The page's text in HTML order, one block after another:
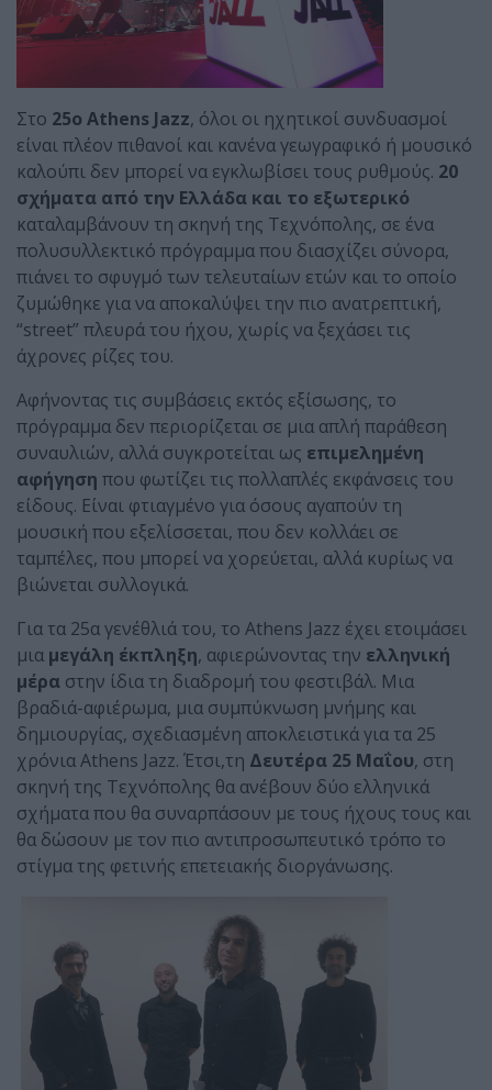
Στο 25ο Athens Jazz, όλοι οι ηχητικοί συνδυασμοί
είναι πλέον πιθανοί και κανένα γεωγραφικό ή μουσικό
καλούπι δεν μπορεί να εγκλωβίσει τους ρυθμούς. 20
σχήματα από την Ελλάδα και το εξωτερικό
καταλαμβάνουν τη σκηνή της Τεχνόπολης, σε ένα
πολυσυλλεκτικό πρόγραμμα που διασχίζει σύνορα,
πιάνει το σφυγμό των τελευταίων ετών και το οποίο
ζυμώθηκε για να αποκαλύψει την πιο ανατρεπτική,
“street” πλευρά του ήχου, χωρίς να ξεχάσει τις
άχρονες ρίζες του.
Αφήνοντας τις συμβάσεις εκτός εξίσωσης, το
πρόγραμμα δεν περιορίζεται σε μια απλή παράθεση
συναυλιών, αλλά συγκροτείται ως επιμελημένη
αφήγηση που φωτίζει τις πολλαπλές εκφάνσεις του
είδους. Είναι φτιαγμένο για όσους αγαπούν τη
μουσική που εξελίσσεται, που δεν κολλάει σε
ταμπέλες, που μπορεί να χορεύεται, αλλά κυρίως να
βιώνεται συλλογικά.
Για τα 25α γενέθλιά του, το Athens Jazz έχει ετοιμάσει
μια μεγάλη έκπληξη, αφιερώνοντας την ελληνική
μέρα στην ίδια τη διαδρομή του φεστιβάλ. Μια
βραδιά-αφιέρωμα, μια συμπύκνωση μνήμης και
δημιουργίας, σχεδιασμένη αποκλειστικά για τα 25
χρόνια Athens Jazz. Έτσι,τη Δευτέρα 25 Μαΐου, στη
σκηνή της Τεχνόπολης θα ανέβουν δύο ελληνικά
σχήματα που θα συναρπάσουν με τους ήχους τους και
θα δώσουν με τον πιο αντιπροσωπευτικό τρόπο το
στίγμα της φετινής επετειακής διοργάνωσης.